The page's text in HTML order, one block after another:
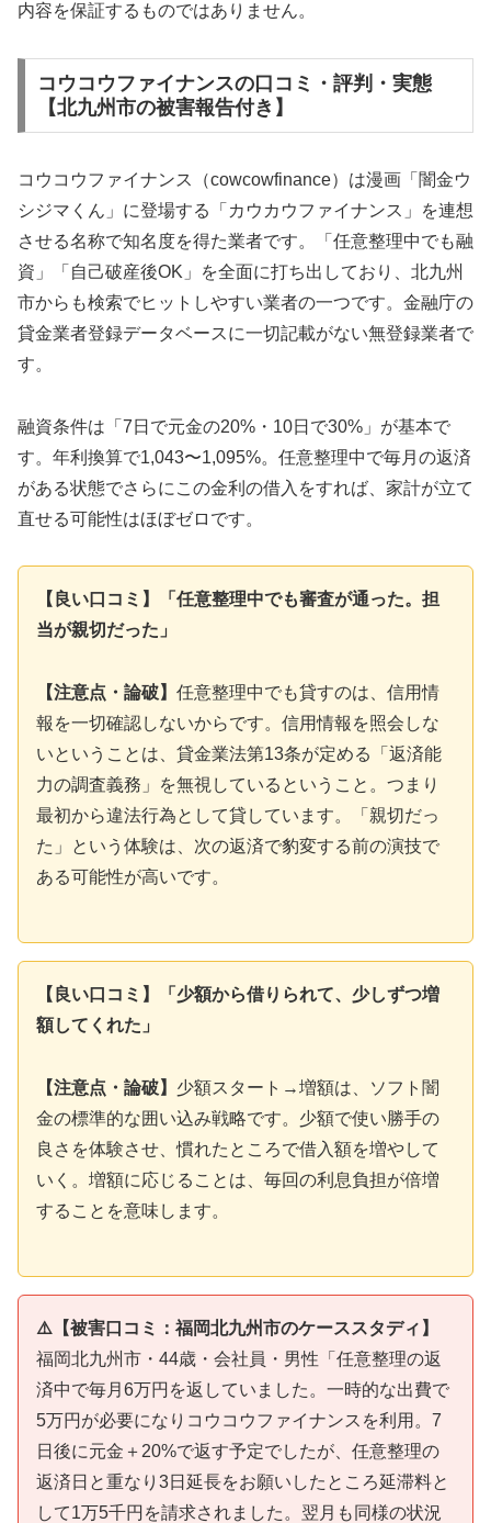
内容を保証するものではありません。
コウコウファイナンスの口コミ・評判・実態
【北九州市の被害報告付き】
コウコウファイナンス（cowcowfinance）は漫画「闇金ウ
シジマくん」に登場する「カウカウファイナンス」を連想
させる名称で知名度を得た業者です。「任意整理中でも融
資」「自己破産後OK」を全面に打ち出しており、北九州
市からも検索でヒットしやすい業者の一つです。金融庁の
貸金業者登録データベースに一切記載がない無登録業者で
す。
融資条件は「7日で元金の20%・10日で30%」が基本で
す。年利換算で1,043〜1,095%。任意整理中で毎月の返済
がある状態でさらにこの金利の借入をすれば、家計が立て
直せる可能性はほぼゼロです。
【良い口コミ】「任意整理中でも審査が通った。担
当が親切だった」
【注意点・論破】 任意整理中でも貸すのは、信用情
報を一切確認しないからです。信用情報を照会しな
いということは、貸金業法第13条が定める「返済能
力の調査義務」を無視しているということ。つまり
最初から違法行為として貸しています。「親切だっ
た」という体験は、次の返済で豹変する前の演技で
ある可能性が高いです。
【良い口コミ】「少額から借りられて、少しずつ増
額してくれた」
【注意点・論破】 少額スタート→増額は、ソフト闇
金の標準的な囲い込み戦略です。少額で使い勝手の
良さを体験させ、慣れたところで借入額を増やして
いく。増額に応じることは、毎回の利息負担が倍増
することを意味します。
⚠️【被害口コミ：福岡北九州市のケーススタディ】
福岡北九州市・44歳・会社員・男性「任意整理の返
済中で毎月6万円を返していました。一時的な出費で
5万円が必要になりコウコウファイナンスを利用。7
日後に元金＋20%で返す予定でしたが、任意整理の
返済日と重なり3日延長をお願いしたところ延滞料と
して1万5千円を請求されました。翌月も同様の状況